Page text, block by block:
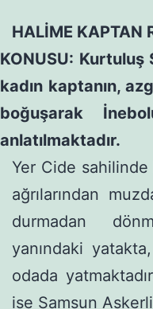
HALİME KAPTAN
KONUSU: Kurtuluş
kadın kaptanın,
boğuşarak
anlatılmaktadır.
Yer Cide
ağrılarından
durmadan
yanındaki
odada
ise Samsun